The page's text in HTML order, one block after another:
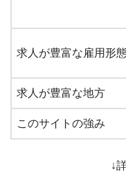
求人が豊富な雇用形
求人が豊富な地方
このサイトの強み
↓